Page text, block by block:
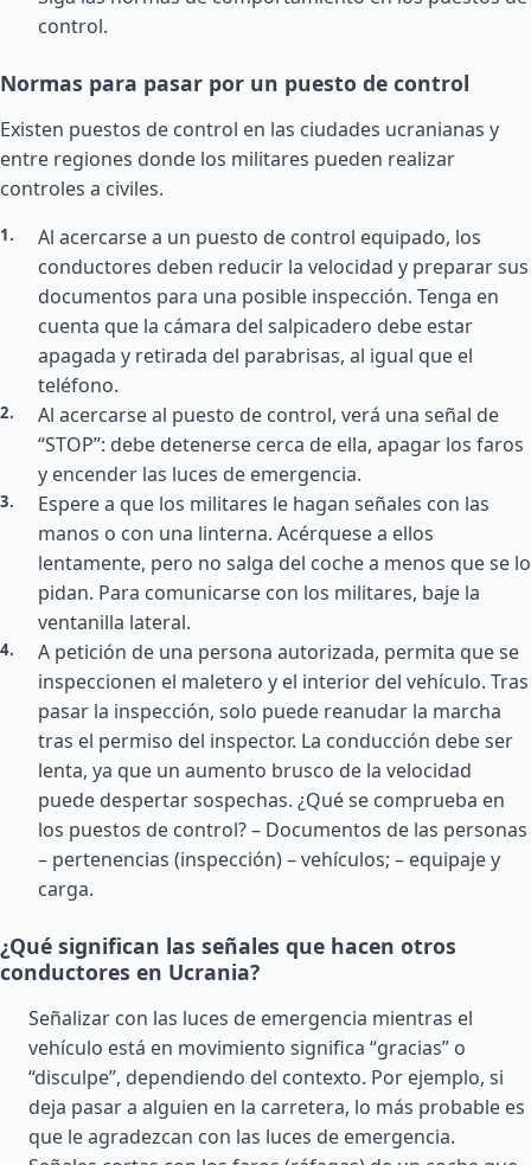
control.
Normas para pasar por un puesto de control
Existen puestos de control en las ciudades ucranianas y
entre regiones donde los militares pueden realizar
controles a civiles.
Al acercarse a un puesto de control equipado, los
conductores deben reducir la velocidad y preparar sus
documentos para una posible inspección. Tenga en
cuenta que la cámara del salpicadero debe estar
apagada y retirada del parabrisas, al igual que el
teléfono.
Al acercarse al puesto de control, verá una señal de
“STOP”: debe detenerse cerca de ella, apagar los faros
y encender las luces de emergencia.
Espere a que los militares le hagan señales con las
manos o con una linterna. Acérquese a ellos
lentamente, pero no salga del coche a menos que se lo
pidan. Para comunicarse con los militares, baje la
ventanilla lateral.
A petición de una persona autorizada, permita que se
inspeccionen el maletero y el interior del vehículo. Tras
pasar la inspección, solo puede reanudar la marcha
tras el permiso del inspector. La conducción debe ser
lenta, ya que un aumento brusco de la velocidad
puede despertar sospechas. ¿Qué se comprueba en
los puestos de control? – Documentos de las personas
– pertenencias (inspección) – vehículos; – equipaje y
carga.
¿Qué significan las señales que hacen otros
conductores en Ucrania?
Señalizar con las luces de emergencia mientras el
vehículo está en movimiento significa “gracias” o
“disculpe”, dependiendo del contexto. Por ejemplo, si
deja pasar a alguien en la carretera, lo más probable es
que le agradezcan con las luces de emergencia.